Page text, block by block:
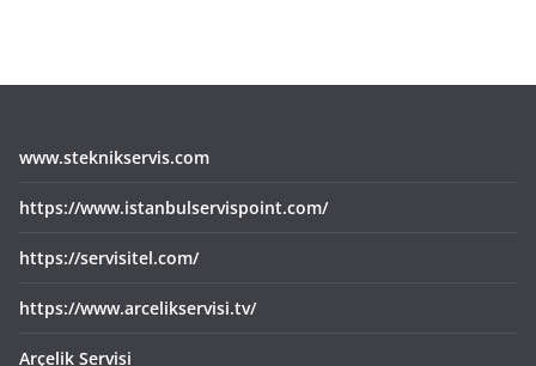
www.steknikservis.com
https://www.istanbulservispoint.com/
https://servisitel.com/
https://www.arcelikservisi.tv/
Arçelik Servisi